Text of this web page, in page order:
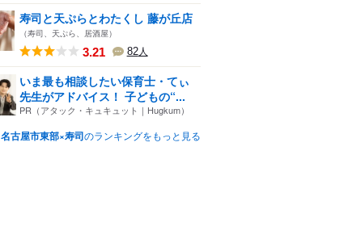
寿司と天ぷらとわたくし 藤が丘店
（寿司、天ぷら、居酒屋）
3.21 82人
いま最も相談したい保育士・てぃ
先生がアドバイス！ 子どもの“...
PR（アタック・キュキュット｜Hugkum）
名古屋市東部×寿司のランキングをもっと見る